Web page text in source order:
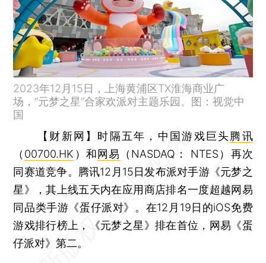
2023年12月15日，上海黄浦区TX淮海商业广
场，“元梦之星”合家欢派对主题乐园。图：视觉中
国
【财新网】 时隔五年，中国游戏巨头腾讯
（ 00700.HK ）和网易 （NASDAQ： NTES）再次
同赛道竞争。腾讯12月15日发布派对手游《元梦之
星》，其上线五天内在应用商店排名一度超越网易
同品类手游《蛋仔派对》。在12月19日的iOS免费
游戏排行榜上，《元梦之星》排在首位，网易《蛋
仔派对》第二。